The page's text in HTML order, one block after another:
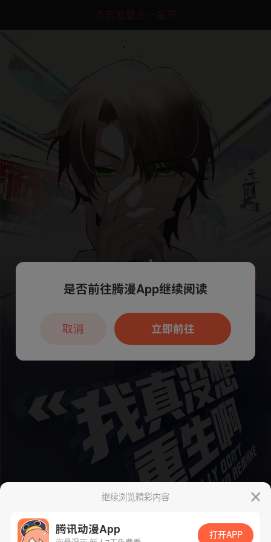
点击加载上一章节
继续浏览精彩内容
腾讯动漫App 打开APP
本章节仅支持App阅读，可打开App新用
户7天免费看
是否前往腾漫App继续阅读
立即前往
取消